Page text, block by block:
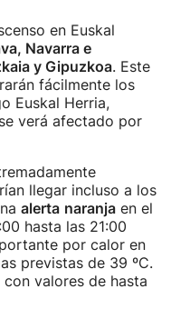
en Euskal
Navarra e
y Gipuzkoa. Este
fácilmente los
Euskal Herria,
verá afectado por
llegar incluso a los
alerta naranja en el
hasta las 21:00
por calor en
previstas de 39 ºC.
valores de hasta